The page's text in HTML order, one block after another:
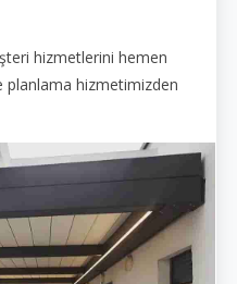
hizmetlerini hemen
planlama hizmetimizden